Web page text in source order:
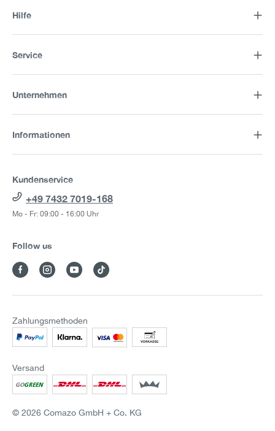
Hilfe
Service
Unternehmen
Informationen
Kundenservice
+49 7432 7019-168
Mo - Fr: 09:00 - 16:00 Uhr
Follow us
Zahlungsmethoden
Versand
© 2026 Comazo GmbH + Co. KG